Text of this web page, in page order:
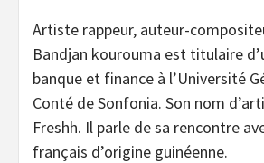
Artiste rappeur, auteur-
Bandjan kourouma est titulaire
banque et finance à l’Université
Conté de Sonfonia. Son nom
Freshh. Il parle de sa rencontre
français d’origine guinéenne.